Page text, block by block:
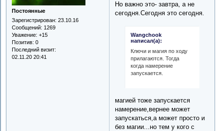
Постоянные
Зарегистрирован: 23.10.16
Сообщений: 1269
Уважение: +15
Позитив: 0
Последний визит:
02.11.20 20:41
Но важно это- завтра, а не
сегодня.Сегодня это сегодня.
Wangchook
написал(а):
Ключи и магия по ходу
прилагаются. Тогда
когда намерение
запускается.
магией тоже запускается
намерение,вернее может
запускаться,а может просто и
без магии...но тем у кого с